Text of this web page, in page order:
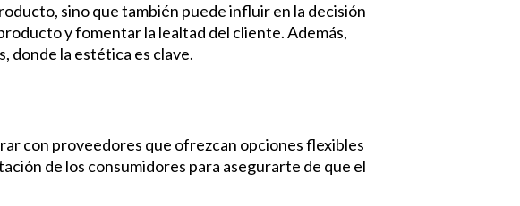
sino que también puede influir en la decisión
y fomentar la lealtad del cliente. Además,
donde la estética es clave.
con proveedores que ofrezcan opciones flexibles
de los consumidores para asegurarte de que el